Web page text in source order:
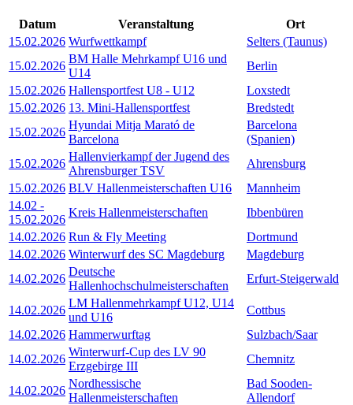
Datum Veranstaltung
Ort
15.02.2026 Wurfwettkampf
Selters (Taunus)
15.02.2026
BM Halle Mehrkampf U16 und
U14
Berlin
15.02.2026 Hallensportfest U8 - U12
Loxstedt
15.02.2026 13. Mini-Hallensportfest
Bredstedt
15.02.2026
Hyundai Mitja Marató de
Barcelona
Barcelona
(Spanien)
15.02.2026
Hallenvierkampf der Jugend des
Ahrensburger TSV
Ahrensburg
15.02.2026 BLV Hallenmeisterschaften U16
Mannheim
14.02 -
15.02.2026
Kreis Hallenmeisterschaften
Ibbenbüren
14.02.2026 Run & Fly Meeting
Dortmund
14.02.2026 Winterwurf des SC Magdeburg
Magdeburg
14.02.2026
Deutsche
Hallenhochschulmeisterschaften
Erfurt-Steigerwald
14.02.2026
LM Hallenmehrkampf U12, U14
und U16
Cottbus
14.02.2026 Hammerwurftag
Sulzbach/Saar
14.02.2026
Winterwurf-Cup des LV 90
Erzgebirge III
Chemnitz
14.02.2026
Nordhessische
Hallenmeisterschaften
Bad Sooden-
Allendorf